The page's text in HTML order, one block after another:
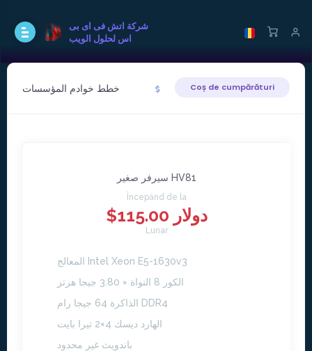
شركة اتش فى اى بى
اس لحلول الويب
خطط خوادم المؤسسات Coș de cumpărături
سيرفر صغير HV81
Începănd de la
$115.00 دولار
Lunar
المعالج Intel Xeon E5-1630v3
الكور 8 النواة × 3.80 جيجا هرتز
الذاكرة 64 جيجا رام DDR4
الهارد ديسك 4×2 تيرا بايت
باندويث غير محدود